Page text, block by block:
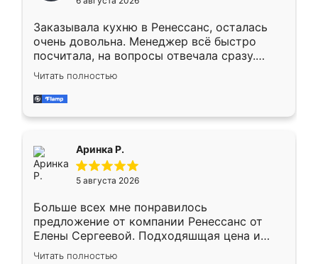
мебели буду заказывать только здесь.
Заказывала кухню в Ренессанс, осталась
очень довольна. Менеджер всё быстро
посчитала, на вопросы отвечала сразу.
Замерщик приехал в субботу, подошёл к
делу со всей ответственностью. Собрали
за день, ребята работали аккуратно, даже
Читать полностью
Аринка Р.
5 августа 2026
Больше всех мне понравилось
предложение от компании Ренессанс от
Елены Сергеевой. Подходяшщая цена и
короткие сроки изготовления. Приехавший
Читать полностью